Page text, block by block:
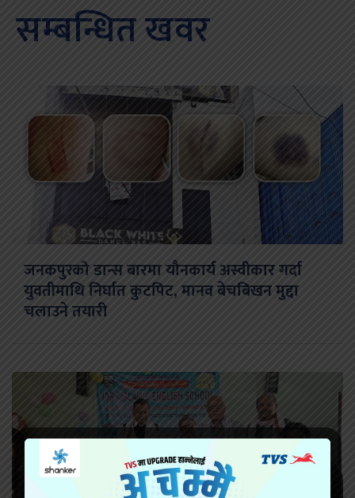
सम्बन्धित खवर
जनकपुरको डान्स बारमा यौनकार्य अस्वीकार गर्दा
युवतीमाथि निर्घात कुटपिट, मानव बेचबिखन मुद्दा
चलाउने तयारी